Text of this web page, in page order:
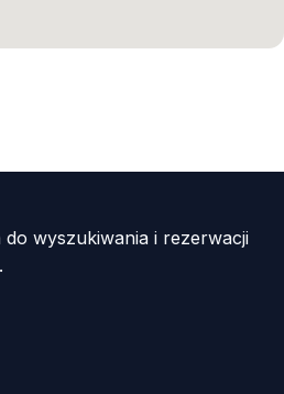
wyszukiwania i rezerwacji